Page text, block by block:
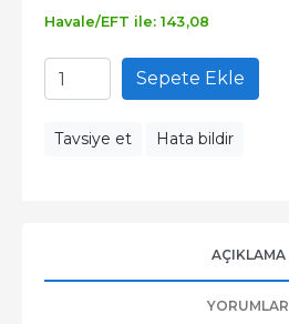
Havale/EFT ile: 143,08
Sepete Ekle
Tavsiye et Hata bildir
AÇIKLAMA
YORUMLAR